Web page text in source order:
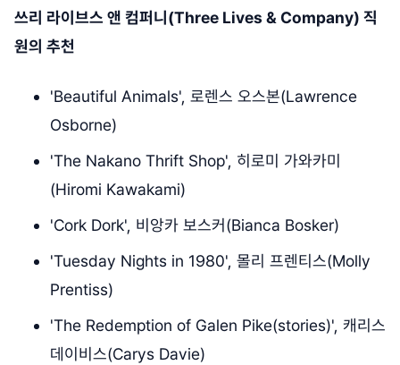
쓰리 라이브스 앤 컴퍼니(Three Lives & Company) 직
원의 추천
'Beautiful Animals', 로렌스 오스본(Lawrence
Osborne)
'The Nakano Thrift Shop', 히로미 가와카미
(Hiromi Kawakami)
'Cork Dork', 비앙카 보스커(Bianca Bosker)
'Tuesday Nights in 1980', 몰리 프렌티스(Molly
Prentiss)
'The Redemption of Galen Pike(stories)', 캐리스
데이비스(Carys Davie)